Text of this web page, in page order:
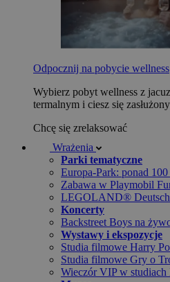
Odpocznij na pobycie wellness
Wybierz pobyt wellness z
termalnym i ciesz się
Chcę się zrelaksować
Wrażenia
Parki tematyczne
Europa-Park: ponad
Zabawa w Playmobil
LEGOLAND®
Koncerty
Backstreet Boys na
Wystawy i ekspozycje
Studia filmowe Harry
Studia filmowe Gry o
Wieczór VIP w studiach